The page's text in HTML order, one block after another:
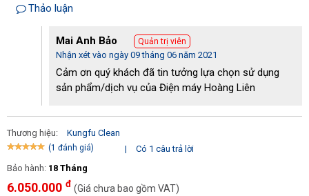
Thảo luận
Mai Anh Bảo Quản trị viên
Nhận xét vào ngày 09 tháng 06 năm 2021
Cảm ơn quý khách đã tin tưởng lựa chọn sử dụng
sản phẩm/dịch vụ của Điện máy Hoàng Liên
Thương hiệu: Kungfu Clean
(1 đánh giá) |
Có 1 câu trả lời
Bảo hành: 18 Tháng
6.050.000 đ (Giá chưa bao gồm VAT)